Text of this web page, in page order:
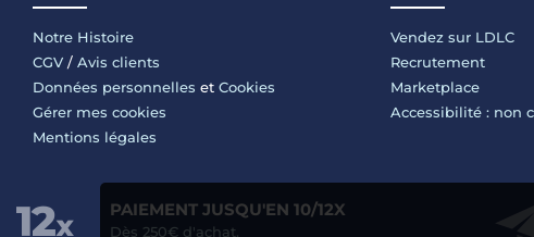
Notre Histoire
CGV / Avis clients
Données personnelles et Cookies
Gérer mes cookies
Mentions légales
Vendez sur LDLC
Recrutement
Marketplace
Accessibilité : non
PAIEMENT JUSQU'EN 10/12X
Dès 250€ d'achat.